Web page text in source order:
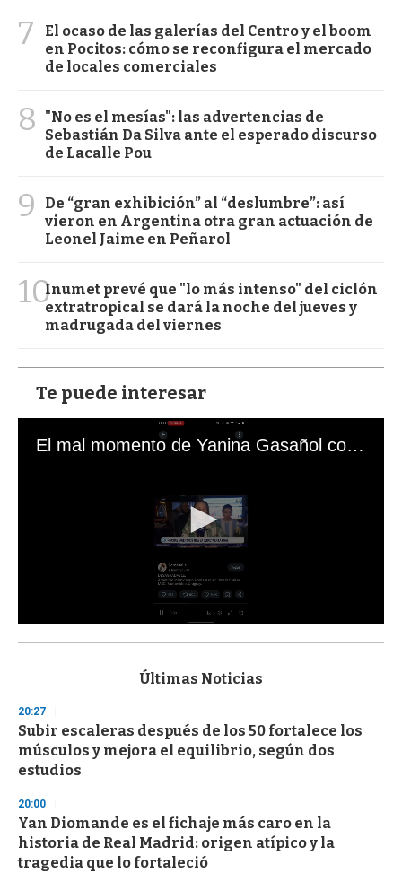
7
El ocaso de las galerías del Centro y el boom
en Pocitos: cómo se reconfigura el mercado
de locales comerciales
8
"No es el mesías": las advertencias de
Sebastián Da Silva ante el esperado discurso
de Lacalle Pou
9
De “gran exhibición” al “deslumbre”: así
vieron en Argentina otra gran actuación de
Leonel Jaime en Peñarol
10Inumet prevé que "lo más intenso" del ciclón
extratropical se dará la noche del jueves y
madrugada del viernes
Te puede interesar
El mal momento de Yanina Gasañol con un hincha argentino en "Subrayado"
s
d
s
o
f
3
s
e
c
o
n
Últimas Noticias
20:27
Subir escaleras después de los 50 fortalece los
músculos y mejora el equilibrio, según dos
estudios
20:00
Yan Diomande es el fichaje más caro en la
historia de Real Madrid: origen atípico y la
tragedia que lo fortaleció